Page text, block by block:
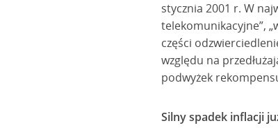
stycznia 2001 r. W
telekomunikacyjne”,
części
względu na
podwyżek
Silny spadek inflacji